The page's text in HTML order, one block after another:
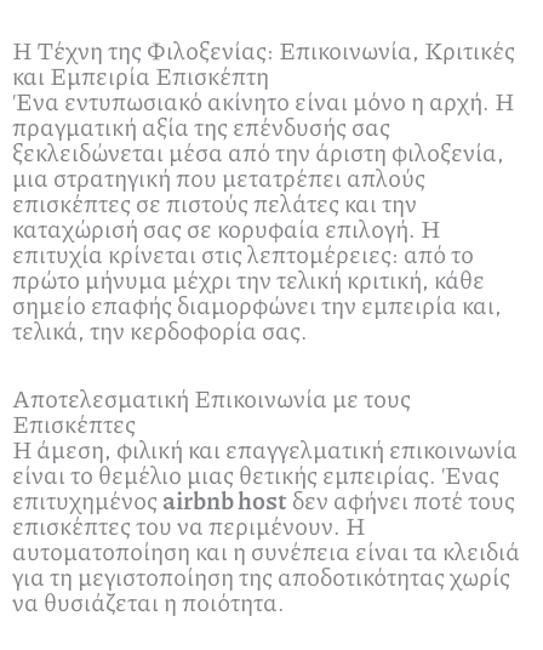
Η Τέχνη της Φιλοξενίας: Επικοινωνία, Κριτικές
και Εμπειρία Επισκέπτη
Ένα εντυπωσιακό ακίνητο είναι μόνο η αρχή. Η
πραγματική αξία της επένδυσής σας
ξεκλειδώνεται μέσα από την άριστη φιλοξενία,
μια στρατηγική που μετατρέπει απλούς
επισκέπτες σε πιστούς πελάτες και την
καταχώρισή σας σε κορυφαία επιλογή. Η
επιτυχία κρίνεται στις λεπτομέρειες: από το
πρώτο μήνυμα μέχρι την τελική κριτική, κάθε
σημείο επαφής διαμορφώνει την εμπειρία και,
τελικά, την κερδοφορία σας.
Αποτελεσματική Επικοινωνία με τους
Επισκέπτες
Η άμεση, φιλική και επαγγελματική επικοινωνία
είναι το θεμέλιο μιας θετικής εμπειρίας. Ένας
επιτυχημένος airbnb hostδεν αφήνει ποτέ τους
επισκέπτες του να περιμένουν. Η
αυτοματοποίηση και η συνέπεια είναι τα κλειδιά
για τη μεγιστοποίηση της αποδοτικότητας χωρίς
να θυσιάζεται η ποιότητα.